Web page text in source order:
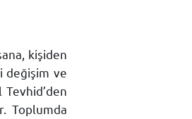
kişiden
değişim ve
Toplumda